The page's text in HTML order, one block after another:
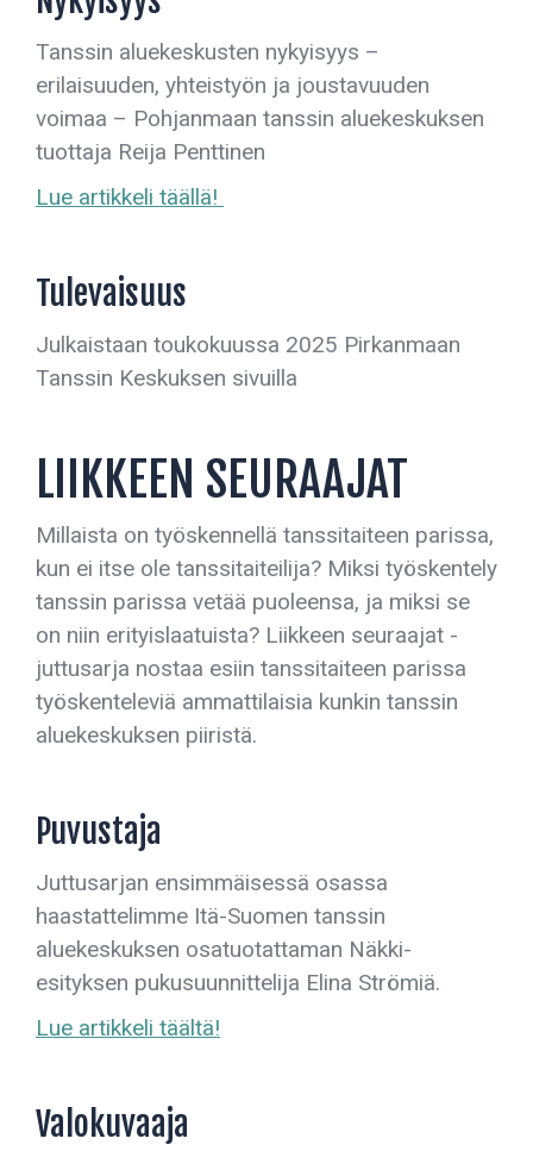
Tanssin aluekeskusten nykyisyys –
erilaisuuden, yhteistyön ja joustavuuden
voimaa – Pohjanmaan tanssin aluekeskuksen
tuottaja Reija Penttinen
Lue artikkeli täällä!
Tulevaisuus
Julkaistaan toukokuussa 2025 Pirkanmaan
Tanssin Keskuksen sivuilla
LIIKKEEN SEURAAJAT
Millaista on työskennellä tanssitaiteen parissa,
kun ei itse ole tanssitaiteilija? Miksi työskentely
tanssin parissa vetää puoleensa, ja miksi se
on niin erityislaatuista? Liikkeen seuraajat -
juttusarja nostaa esiin tanssitaiteen parissa
työskenteleviä ammattilaisia kunkin tanssin
aluekeskuksen piiristä.
Puvustaja
Juttusarjan ensimmäisessä osassa
haastattelimme Itä-Suomen tanssin
aluekeskuksen osatuotattaman Näkki-
esityksen pukusuunnittelija Elina Strömiä.
Lue artikkeli täältä!
Valokuvaaja